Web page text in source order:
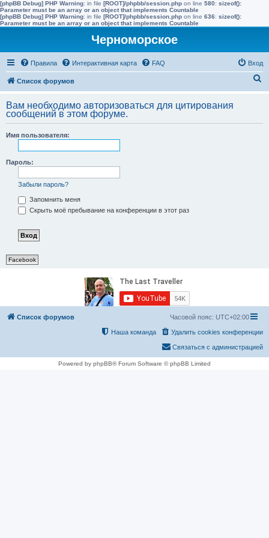
[phpBB Debug] PHP Warning: in file [ROOT]/phpbb/session.php on line 580: sizeof():
Parameter must be an array or an object that implements Countable
[phpBB Debug] PHP Warning: in file [ROOT]/phpbb/session.php on line 636: sizeof():
Parameter must be an array or an object that implements Countable
Черноморское
Правила Интерактивная карта FAQ Вход
Список форумов
с
Вам необходимо авторизоваться для цитирования
сообщений в этом форуме.
Имя пользователя:
Пароль:
Забыли пароль?
Запомнить меня
Скрыть моё пребывание на конференции в этот раз
Facebook
Список форумов Часовой пояс: UTC+02:00
Удалить cookies конференции
Наша команда
Связаться с администрацией
Powered by phpBB® Forum Software © phpBB Limited